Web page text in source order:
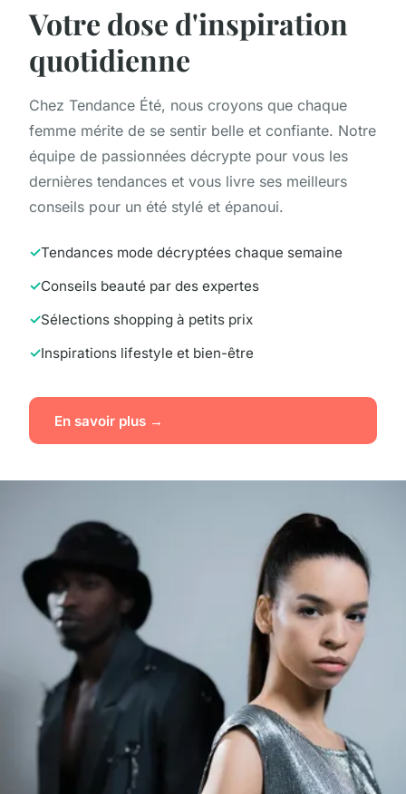
Votre dose d'inspiration
quotidienne
Chez Tendance Été, nous croyons que chaque
femme mérite de se sentir belle et confiante. Notre
équipe de passionnées décrypte pour vous les
dernières tendances et vous livre ses meilleurs
conseils pour un été stylé et épanoui.
Tendances mode décryptées chaque semaine
Conseils beauté par des expertes
Sélections shopping à petits prix
Inspirations lifestyle et bien-être
En savoir plus →